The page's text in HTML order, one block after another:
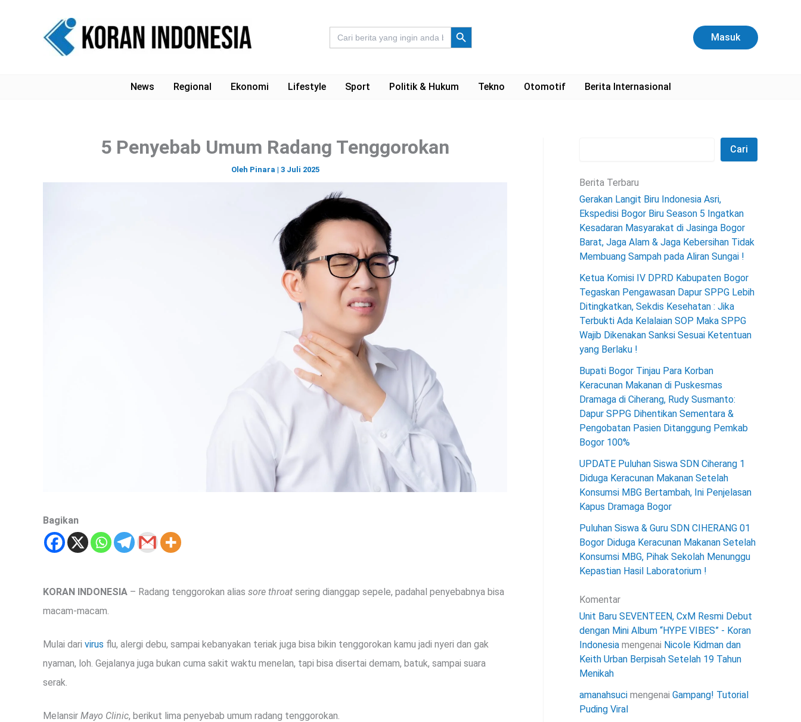
Search
for:
Search Button
Masuk
News Regional Ekonomi Lifestyle Sport Politik & Hukum Tekno Otomotif Berita Internasional
5 Penyebab Umum Radang Tenggorokan
Oleh Pinara | 3 Juli 2025
Bagikan
KORAN INDONESIA – Radang tenggorokan alias sore throat sering dianggap sepele, padahal penyebabnya bisa
macam-macam.
Mulai dari virus flu, alergi debu, sampai kebanyakan teriak juga bisa bikin tenggorokan kamu jadi nyeri dan gak
nyaman, loh. Gejalanya juga bukan cuma sakit waktu menelan, tapi bisa disertai demam, batuk, sampai suara
serak.
Melansir Mayo Clinic, berikut lima penyebab umum radang tenggorokan.
Cari
Berita Terbaru
Gerakan Langit Biru Indonesia Asri,
Ekspedisi Bogor Biru Season 5 Ingatkan
Kesadaran Masyarakat di Jasinga Bogor
Barat, Jaga Alam & Jaga Kebersihan Tidak
Membuang Sampah pada Aliran Sungai !
Ketua Komisi IV DPRD Kabupaten Bogor
Tegaskan Pengawasan Dapur SPPG Lebih
Ditingkatkan, Sekdis Kesehatan : Jika
Terbukti Ada Kelalaian SOP Maka SPPG
Wajib Dikenakan Sanksi Sesuai Ketentuan
yang Berlaku !
Bupati Bogor Tinjau Para Korban
Keracunan Makanan di Puskesmas
Dramaga di Ciherang, Rudy Susmanto:
Dapur SPPG Dihentikan Sementara &
Pengobatan Pasien Ditanggung Pemkab
Bogor 100%
UPDATE Puluhan Siswa SDN Ciherang 1
Diduga Keracunan Makanan Setelah
Konsumsi MBG Bertambah, Ini Penjelasan
Kapus Dramaga Bogor
Puluhan Siswa & Guru SDN CIHERANG 01
Bogor Diduga Keracunan Makanan Setelah
Konsumsi MBG, Pihak Sekolah Menunggu
Kepastian Hasil Laboratorium !
Komentar
Unit Baru SEVENTEEN, CxM Resmi Debut
dengan Mini Album “HYPE VIBES” - Koran
Indonesia mengenai Nicole Kidman dan
Keith Urban Berpisah Setelah 19 Tahun
Menikah
amanahsuci mengenai Gampang! Tutorial
Puding Viral